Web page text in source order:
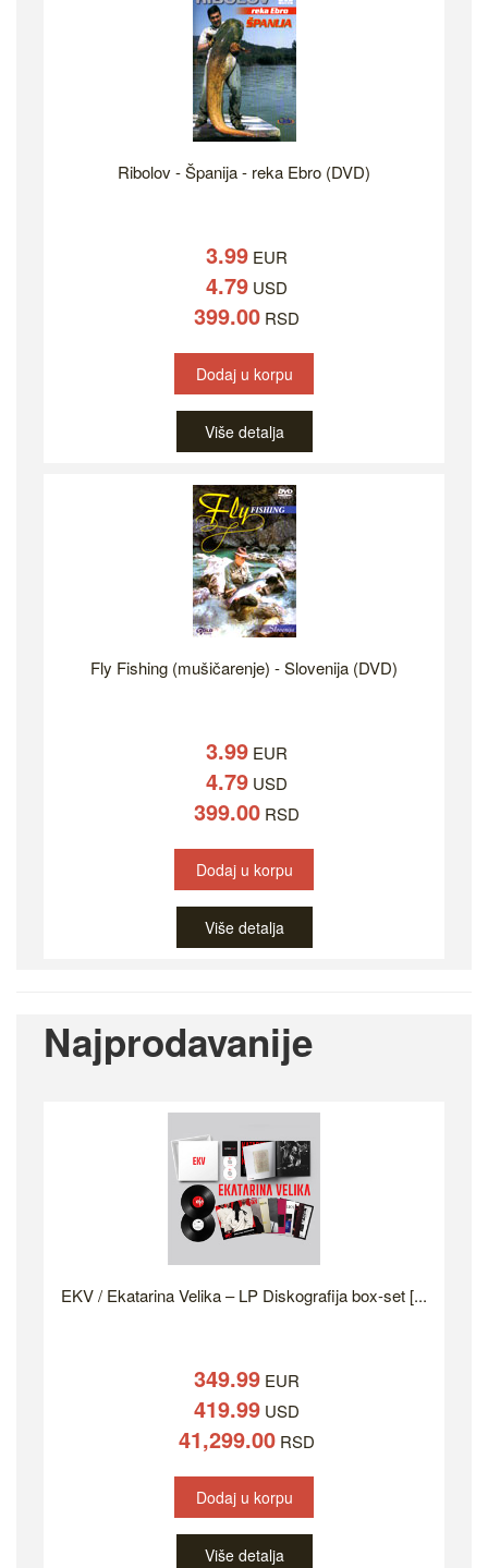
Ribolov - Španija - reka Ebro (DVD)
3.99 EUR
4.79 USD
399.00 RSD
Dodaj u korpu
Više detalja
Fly Fishing (mušičarenje) - Slovenija (DVD)
3.99 EUR
4.79 USD
399.00 RSD
Dodaj u korpu
Više detalja
Najprodavanije
EKV / Ekatarina Velika – LP Diskografija box-set [...
349.99 EUR
419.99 USD
41,299.00 RSD
Dodaj u korpu
Više detalja